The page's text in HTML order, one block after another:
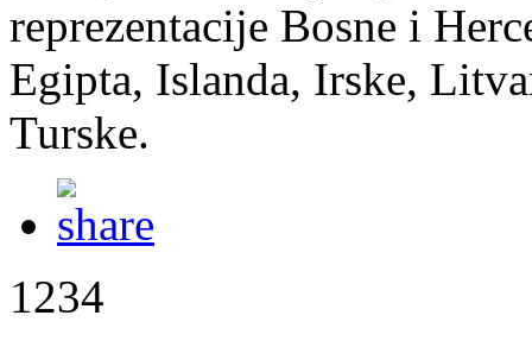
reprezentacije Bosne i
Egipta, Islanda, Irske,
Turske.
1234